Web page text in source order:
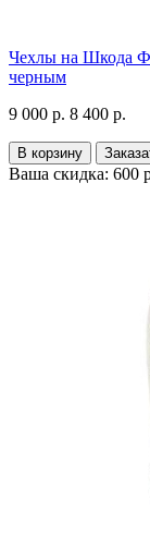
Чехлы на Шкода
черным
9 000 р. 8 400 р.
В корзину
Ваша скидка: 600